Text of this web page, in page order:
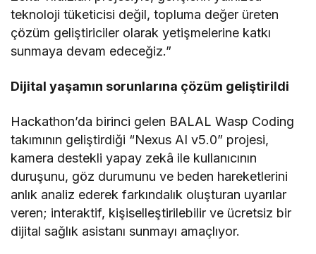
teknoloji tüketicisi değil, topluma değer üreten
çözüm geliştiriciler olarak yetişmelerine katkı
sunmaya devam edeceğiz.”
Dijital yaşamın sorunlarına çözüm geliştirildi
Hackathon’da birinci gelen BALAL Wasp Coding
takımının geliştirdiği “Nexus AI v5.0” projesi,
kamera destekli yapay zekâ ile kullanıcının
duruşunu, göz durumunu ve beden hareketlerini
anlık analiz ederek farkındalık oluşturan uyarılar
veren; interaktif, kişiselleştirilebilir ve ücretsiz bir
dijital sağlık asistanı sunmayı amaçlıyor.